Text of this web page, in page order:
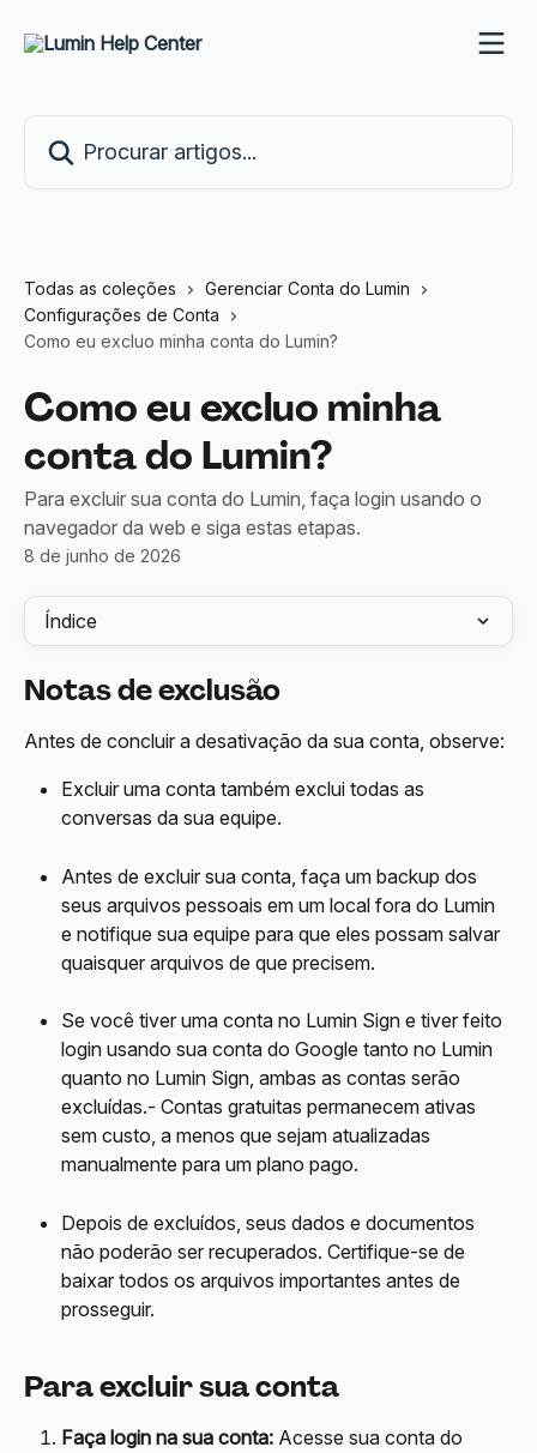
Todas as coleções
Gerenciar Conta do Lumin
Configurações de Conta
Como eu excluo minha conta do Lumin?
Como eu excluo minha
conta do Lumin?
Para excluir sua conta do Lumin, faça login usando o
navegador da web e siga estas etapas.
8 de junho de 2026
Índice
Notas de exclusão
Antes de concluir a desativação da sua conta, observe:
Excluir uma conta também exclui todas as
conversas da sua equipe.
Antes de excluir sua conta, faça um backup dos
seus arquivos pessoais em um local fora do Lumin
e notifique sua equipe para que eles possam salvar
quaisquer arquivos de que precisem.
Se você tiver uma conta no Lumin Sign e tiver feito
login usando sua conta do Google tanto no Lumin
quanto no Lumin Sign, ambas as contas serão
excluídas.- Contas gratuitas permanecem ativas
sem custo, a menos que sejam atualizadas
manualmente para um plano pago.
Depois de excluídos, seus dados e documentos
não poderão ser recuperados. Certifique-se de
baixar todos os arquivos importantes antes de
prosseguir.
Para excluir sua conta
Faça login na sua conta: Acesse sua conta do